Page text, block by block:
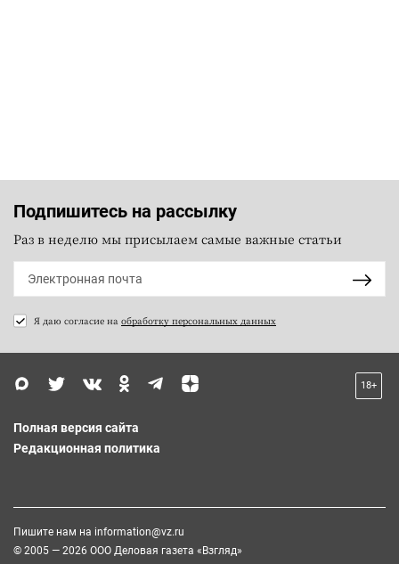
Подпишитесь на рассылку
Раз в неделю мы присылаем самые важные статьи
Я даю согласие на обработку персональных данных
18+
Полная версия сайта
Редакционная политика
Пишите нам на information@vz.ru
© 2005 — 2026 ООО Деловая газета «Взгляд»